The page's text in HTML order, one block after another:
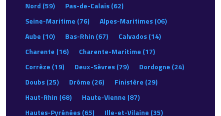
Nord (59)
Pas-de-Calais (62)
Seine-Maritime (76)
Alpes-Maritimes (06)
Aube (10)
Bas-Rhin (67)
Calvados (14)
Charente (16)
Charente-Maritime (17)
Corrèze (19)
Deux-Sèvres (79)
Dordogne (24)
Doubs (25)
Drôme (26)
Finistère (29)
Haut-Rhin (68)
Haute-Vienne (87)
Hautes-Pyrénées (65)
Ille-et-Vilaine (35)